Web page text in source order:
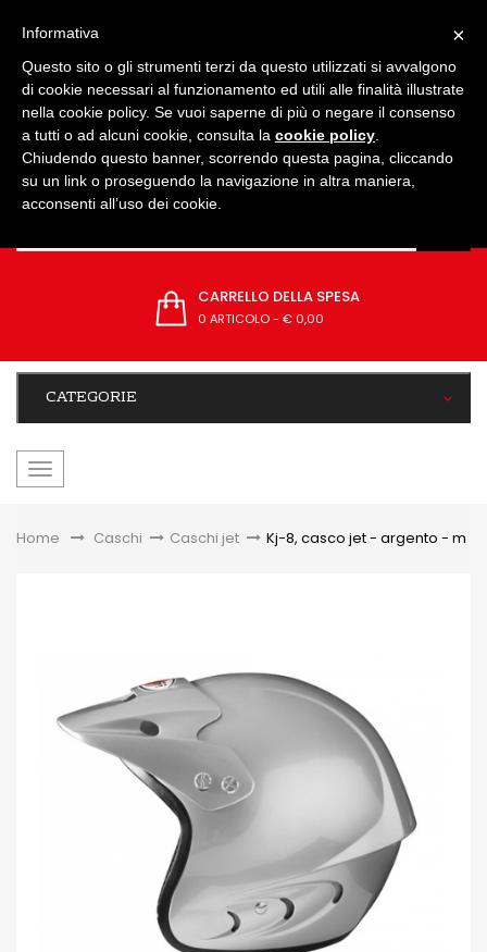
CARRELLO DELLA SPESA
0 ARTICOLO- € 0,00
CATEGORIE
navigazione
Home &gt;Caschi > Caschi jet > Kj-8, casco jet - argento - m
×
Informativa
Questo sito o gli strumenti terzi da questo utilizzati si avvalgono
di cookie necessari al funzionamento ed utili alle finalità illustrate
nella cookie policy. Se vuoi saperne di più o negare il consenso
a tutti o ad alcuni cookie, consulta la cookie policy
Chiudendo questo banner, scorrendo questa pagina, cliccando
su un link o proseguendo la navigazione in altra maniera,
acconsenti all’uso dei cookie.